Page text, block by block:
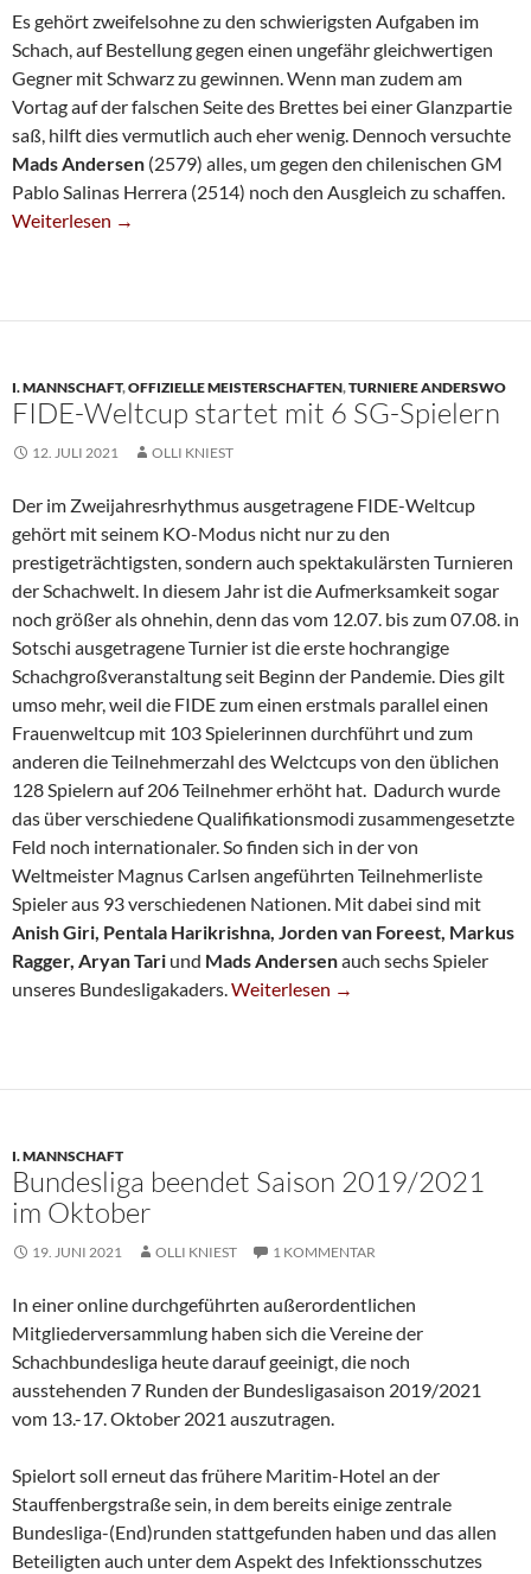
Es gehört zweifelsohne zu den schwierigsten Aufgaben im
Schach, auf Bestellung gegen einen ungefähr gleichwertigen
Gegner mit Schwarz zu gewinnen. Wenn man zudem am
Vortag auf der falschen Seite des Brettes bei einer Glanzpartie
saß, hilft dies vermutlich auch eher wenig. Dennoch versuchte
Mads Andersen (2579) alles, um gegen den chilenischen GM
Pablo Salinas Herrera (2514) noch den Ausgleich zu schaffen.
Andersen Beim Weltcup Ausgeschieden
Weiterlesen →
I. MANNSCHAFT,OFFIZIELLE MEISTERSCHAFTEN,TURNIERE ANDERSWO
FIDE-Weltcup startet mit 6 SG-Spielern
12. JULI 2021 OLLI KNIEST
Der im Zweijahresrhythmus ausgetragene FIDE-Weltcup
gehört mit seinem KO-Modus nicht nur zu den
prestigeträchtigsten, sondern auch spektakulärsten Turnieren
der Schachwelt. In diesem Jahr ist die Aufmerksamkeit sogar
noch größer als ohnehin, denn das vom 12.07. bis zum 07.08. in
Sotschi ausgetragene Turnier ist die erste hochrangige
Schachgroßveranstaltung seit Beginn der Pandemie. Dies gilt
umso mehr, weil die FIDE zum einen erstmals parallel einen
Frauenweltcup mit 103 Spielerinnen durchführt und zum
anderen die Teilnehmerzahl des Welctcups von den üblichen
128 Spielern auf 206 Teilnehmer erhöht hat. Dadurch wurde
das über verschiedene Qualifikationsmodi zusammengesetzte
Feld noch internationaler. So finden sich in der von
Weltmeister Magnus Carlsen angeführten Teilnehmerliste
Spieler aus 93 verschiedenen Nationen. Mit dabei sind mit
Anish Giri, Pentala Harikrishna, Jorden van Foreest, Markus
Ragger, Aryan Tari und Mads Andersenauch sechs Spieler
unseres Bundesligakaders.FIDE-Weltcup Startet Mit 6 SG-
Weiterlesen →
I. MANNSCHAFT
Bundesliga beendet Saison 2019/2021
im Oktober
19. JUNI 2021 OLLI KNIEST 1 KOMMENTAR
In einer online durchgeführten außerordentlichen
Mitgliederversammlung haben sich die Vereine der
Schachbundesliga heute darauf geeinigt, die noch
ausstehenden 7 Runden der Bundesligasaison 2019/2021
vom 13.-17. Oktober 2021 auszutragen.
Spielort soll erneut das frühere Maritim-Hotel an der
Stauffenbergstraße sein, in dem bereits einige zentrale
Bundesliga-(End)runden stattgefunden haben und das allen
Beteiligten auch unter dem Aspekt des Infektionsschutzes